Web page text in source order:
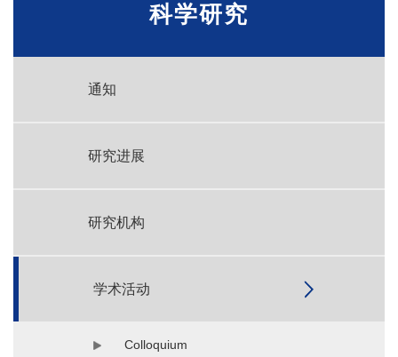
科学研究
通知
研究进展
研究机构
学术活动
Colloquium